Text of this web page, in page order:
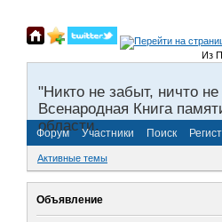
Из
"Никто не забыт, ничто
Всенародная Книга
области.
Форум Участники Поиск
Активные темы
Объявление